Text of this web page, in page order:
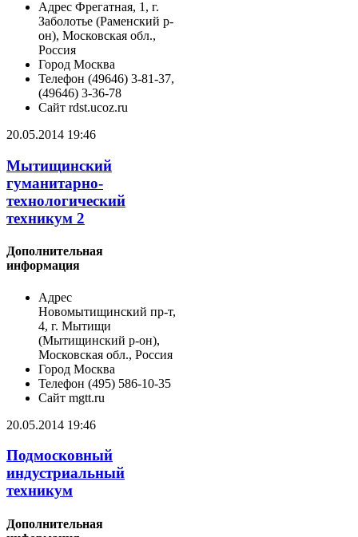
Адрес Фрегатная, 1, г.
Заболотье (Раменский р-
он), Московская обл.,
Россия
Город Москва
Телефон (49646) 3-81-37,
(49646) 3-36-78
Сайт rdst.ucoz.ru
20.05.2014 19:46
Мытищинский
гуманитарно-
технологический
техникум 2
Дополнительная
информация
Адрес
Новомытищинский пр-т,
4, г. Мытищи
(Мытищинский р-он),
Московская обл., Россия
Город Москва
Телефон (495) 586-10-35
Сайт mgtt.ru
20.05.2014 19:46
Подмосковный
индустриальный
техникум
Дополнительная